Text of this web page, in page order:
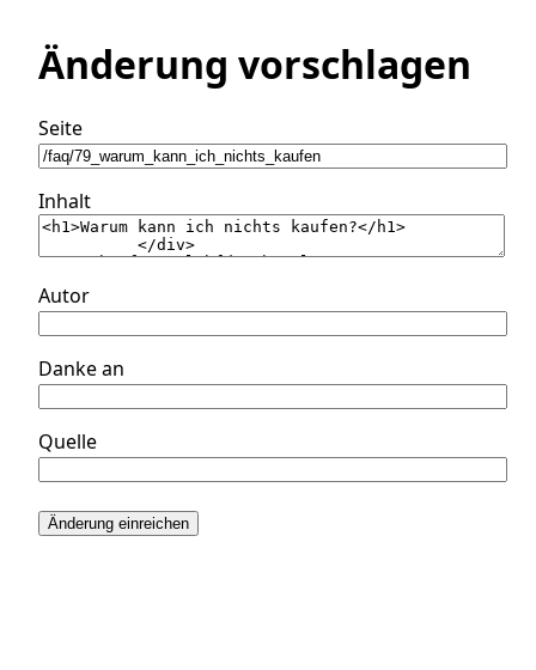
Änderung vorschlagen
Seite
Inhalt
Autor
Danke an
Quelle
Änderung einreichen